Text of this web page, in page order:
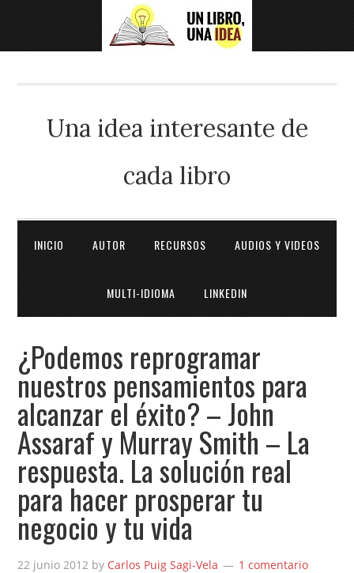
Una idea interesante de
cada libro
INICIO AUTOR RECURSOS AUDIOS Y VIDEOS
MULTI-IDIOMA LINKEDIN
¿Podemos reprogramar
nuestros pensamientos para
alcanzar el éxito? – John
Assaraf y Murray Smith – La
respuesta. La solución real
para hacer prosperar tu
negocio y tu vida
22 junio 2012 by Carlos Puig Sagi-Vela 1 comentario